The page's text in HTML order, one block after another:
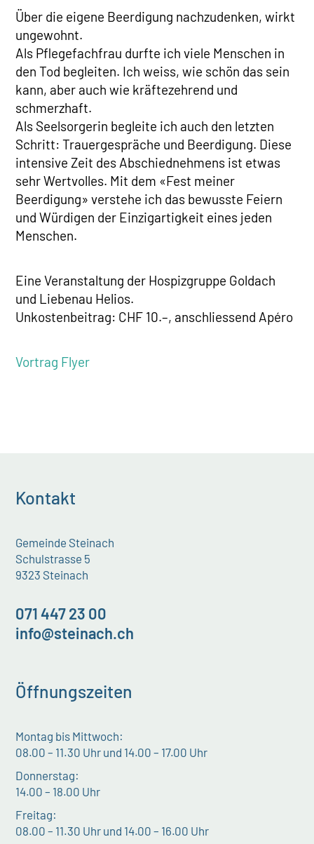
Über die eigene Beerdigung nachzudenken, wirkt
ungewohnt.
Als Pflegefachfrau durfte ich viele Menschen in
den Tod begleiten. Ich weiss, wie schön das sein
kann, aber auch wie kräftezehrend und
schmerzhaft.
Als Seelsorgerin begleite ich auch den letzten
Schritt: Trauergespräche und Beerdigung. Diese
intensive Zeit des Abschiednehmens ist etwas
sehr Wertvolles. Mit dem «Fest meiner
Beerdigung» verstehe ich das bewusste Feiern
und Würdigen der Einzigartigkeit eines jeden
Menschen.
Eine Veranstaltung der Hospizgruppe Goldach
und Liebenau Helios.
Unkostenbeitrag: CHF 10.–, anschliessend Apéro
Vortrag Flyer
Kontakt
Gemeinde Steinach
Schulstrasse 5
9323 Steinach
071 447 23 00
info@steinach.ch
Öffnungszeiten
Montag bis Mittwoch:
08.00 – 11.30 Uhr und 14.00 – 17.00 Uhr
Donnerstag:
14.00 – 18.00 Uhr
Freitag:
08.00 – 11.30 Uhr und 14.00 – 16.00 Uhr